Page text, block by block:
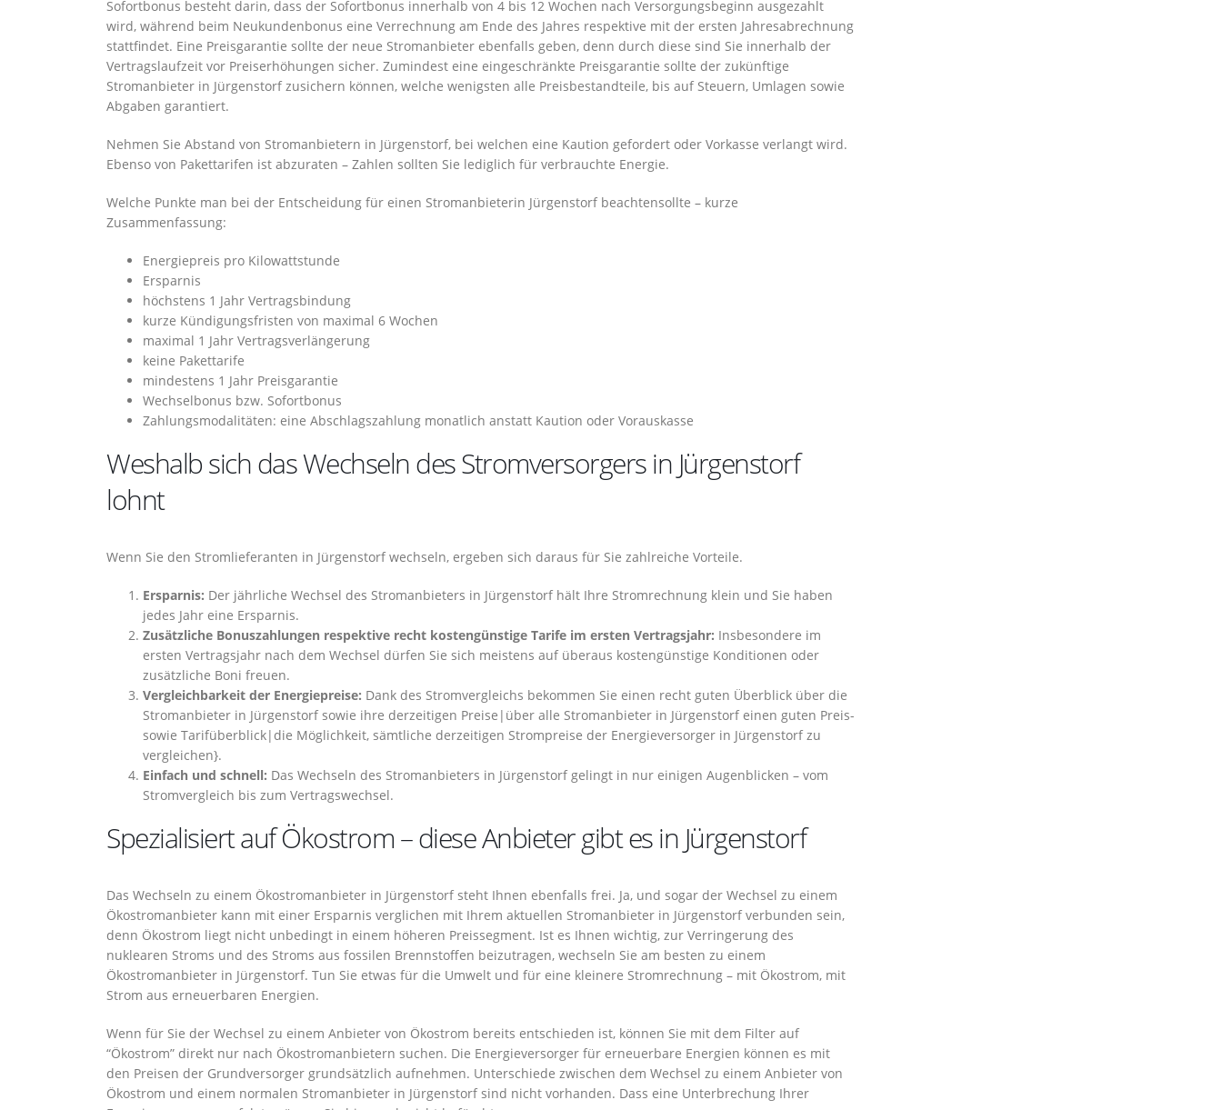
Sofortbonus besteht darin, dass der Sofortbonus innerhalb von 4 bis 12 Wochen nach Versorgungsbeginn ausgezahlt
wird, während beim Neukundenbonus eine Verrechnung am Ende des Jahres respektive mit der ersten Jahresabrechnung
stattfindet. Eine Preisgarantie sollte der neue Stromanbieter ebenfalls geben, denn durch diese sind Sie innerhalb der
Vertragslaufzeit vor Preiserhöhungen sicher. Zumindest eine eingeschränkte Preisgarantie sollte der zukünftige
Stromanbieter in Jürgenstorf zusichern können, welche wenigsten alle Preisbestandteile, bis auf Steuern, Umlagen sowie
Abgaben garantiert.
Nehmen Sie Abstand von Stromanbietern in Jürgenstorf, bei welchen eine Kaution gefordert oder Vorkasse verlangt wird.
Ebenso von Pakettarifen ist abzuraten – Zahlen sollten Sie lediglich für verbrauchte Energie.
Welche Punkte man bei der Entscheidung für einen Stromanbieterin Jürgenstorf beachtensollte – kurze
Zusammenfassung:
Energiepreis pro Kilowattstunde
Ersparnis
höchstens 1 Jahr Vertragsbindung
kurze Kündigungsfristen von maximal 6 Wochen
maximal 1 Jahr Vertragsverlängerung
keine Pakettarife
mindestens 1 Jahr Preisgarantie
Wechselbonus bzw. Sofortbonus
Zahlungsmodalitäten: eine Abschlagszahlung monatlich anstatt Kaution oder Vorauskasse
Weshalb sich das Wechseln des Stromversorgers in Jürgenstorf
lohnt
Wenn Sie den Stromlieferanten in Jürgenstorf wechseln, ergeben sich daraus für Sie zahlreiche Vorteile.
Ersparnis: Der jährliche Wechsel des Stromanbieters in Jürgenstorf hält Ihre Stromrechnung klein und Sie haben
jedes Jahr eine Ersparnis.
Zusätzliche Bonuszahlungen respektive recht kostengünstige Tarife im ersten Vertragsjahr: Insbesondere im
ersten Vertragsjahr nach dem Wechsel dürfen Sie sich meistens auf überaus kostengünstige Konditionen oder
zusätzliche Boni freuen.
Vergleichbarkeit der Energiepreise: Dank des Stromvergleichs bekommen Sie einen recht guten Überblick über die
Stromanbieter in Jürgenstorf sowie ihre derzeitigen Preise|über alle Stromanbieter in Jürgenstorf einen guten Preis-
sowie Tarifüberblick|die Möglichkeit, sämtliche derzeitigen Strompreise der Energieversorger in Jürgenstorf zu
vergleichen}.
Einfach und schnell: Das Wechseln des Stromanbieters in Jürgenstorf gelingt in nur einigen Augenblicken – vom
Stromvergleich bis zum Vertragswechsel.
Spezialisiert auf Ökostrom – diese Anbieter gibt es in Jürgenstorf
Das Wechseln zu einem Ökostromanbieter in Jürgenstorf steht Ihnen ebenfalls frei. Ja, und sogar der Wechsel zu einem
Ökostromanbieter kann mit einer Ersparnis verglichen mit Ihrem aktuellen Stromanbieter in Jürgenstorf verbunden sein,
denn Ökostrom liegt nicht unbedingt in einem höheren Preissegment. Ist es Ihnen wichtig, zur Verringerung des
nuklearen Stroms und des Stroms aus fossilen Brennstoffen beizutragen, wechseln Sie am besten zu einem
Ökostromanbieter in Jürgenstorf. Tun Sie etwas für die Umwelt und für eine kleinere Stromrechnung – mit Ökostrom, mit
Strom aus erneuerbaren Energien.
Wenn für Sie der Wechsel zu einem Anbieter von Ökostrom bereits entschieden ist, können Sie mit dem Filter auf
“Ökostrom” direkt nur nach Ökostromanbietern suchen. Die Energieversorger für erneuerbare Energien können es mit
den Preisen der Grundversorger grundsätzlich aufnehmen. Unterschiede zwischen dem Wechsel zu einem Anbieter von
Ökostrom und einem normalen Stromanbieter in Jürgenstorf sind nicht vorhanden. Dass eine Unterbrechung Ihrer